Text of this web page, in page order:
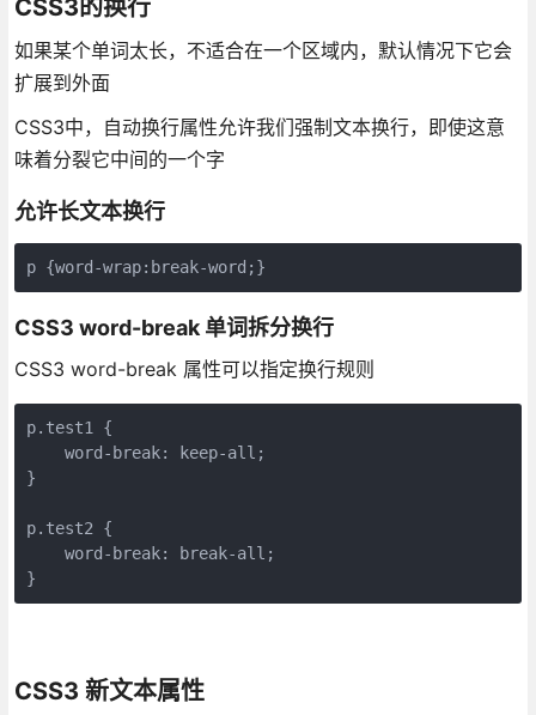
CSS3的换行
如果某个单词太长，不适合在一个区域内，默认情况下它会
扩展到外面
CSS3中，自动换行属性允许我们强制文本换行，即使这意
味着分裂它中间的一个字
允许长文本换行
p {word-wrap:break-word;}
CSS3 word-break 单词拆分换行
CSS3 word-break 属性可以指定换行规则
p.test1 {
    word-break: keep-all;
}
p.test2 {
    word-break: break-all;
CSS3 新文本属性